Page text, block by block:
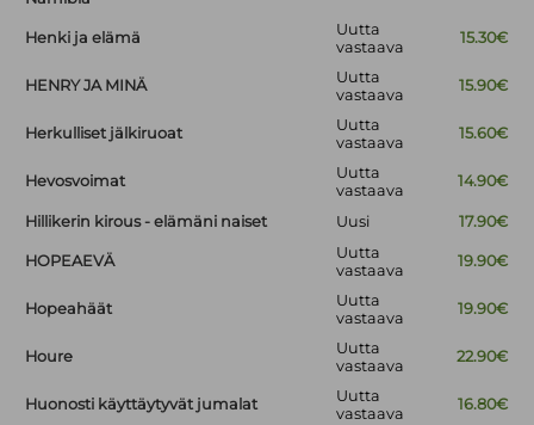
Henki ja elämä
Uutta
vastaava
15.30€
HENRY JA MINÄ
Uutta
vastaava
15.90€
Herkulliset jälkiruoat
Uutta
vastaava
15.60€
Hevosvoimat
Uutta
vastaava
14.90€
Hillikerin kirous - elämäni naiset Uusi 17.90€
HOPEAEVÄ
Uutta
vastaava
19.90€
Hopeahäät
Uutta
vastaava
19.90€
Houre
Uutta
vastaava
22.90€
Huonosti käyttäytyvät jumalat
Uutta
vastaava
16.80€